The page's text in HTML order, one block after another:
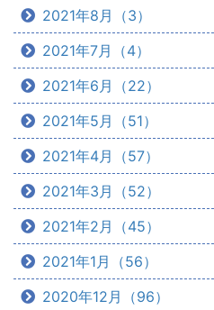
2021年8月（3）
2021年7月（4）
2021年6月（22）
2021年5月（51）
2021年4月（57）
2021年3月（52）
2021年2月（45）
2021年1月（56）
2020年12月（96）